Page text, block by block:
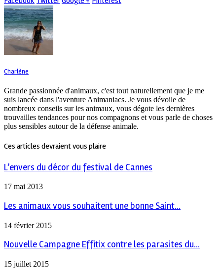
Charlène
Grande passionnée d'animaux, c'est tout naturellement que je me
suis lancée dans l'aventure Animaniacs. Je vous dévoile de
nombreux conseils sur les animaux, vous dégote les dernières
trouvailles tendances pour nos compagnons et vous parle de choses
plus sensibles autour de la défense animale.
Ces articles devraient vous plaire
L’envers du décor du festival de Cannes
17 mai 2013
Les animaux vous souhaitent une bonne Saint...
14 février 2015
Nouvelle Campagne Effitix contre les parasites du...
15 juillet 2015